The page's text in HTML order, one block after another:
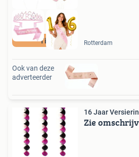
Tip Rotterdam
Ook van deze
adverteerder
16 Jaar
Zie